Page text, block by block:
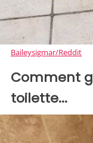
Baileysigmar/Reddit
Comment
toilette...